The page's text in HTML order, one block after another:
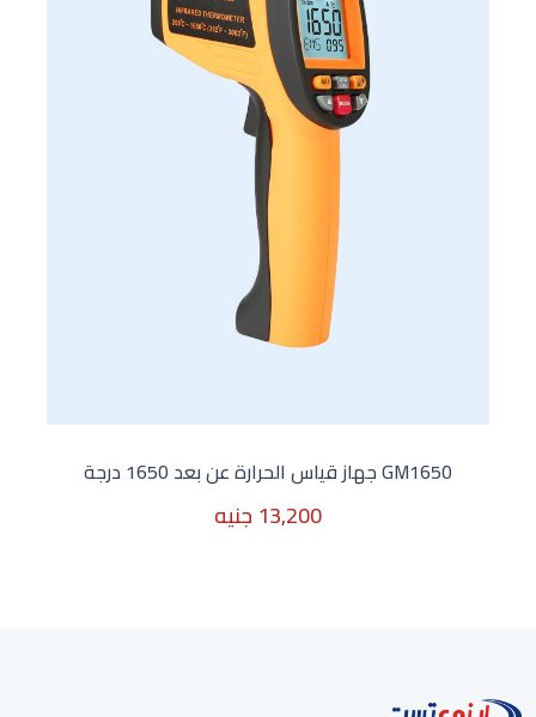
GM1650 جهاز قياس الحرارة عن بعد 1650 درجة
13,200 جنيه